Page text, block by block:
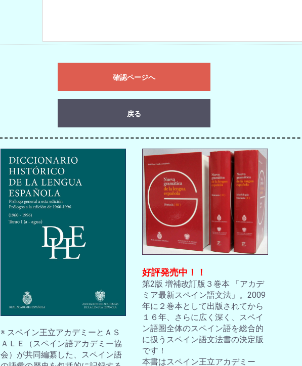
確認ページへ
戻る
※ スペイン王立アカデミーとＡＳ
ＡＬＥ（スペイン語アカデミー協
会）が共同編纂した、スペイン語
好評発売中！！
第2版 増補改訂版３巻本 「アカデ
ミア最新スペイン語文法」。2009
年に２巻本として出版されてから
１６年、さらに広く深く、スペイ
ン語圏全体のスペイン語を総合的
に扱うスペイン語文法書の決定版
です！
本書はスペイン王立アカデミー